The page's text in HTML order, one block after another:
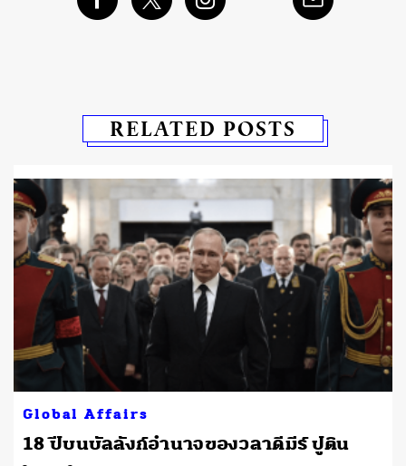
RELATED POSTS
Global Affairs
18 ปีบนบัลลังก์อำนาจของวลาดีมีร์ ปูติน